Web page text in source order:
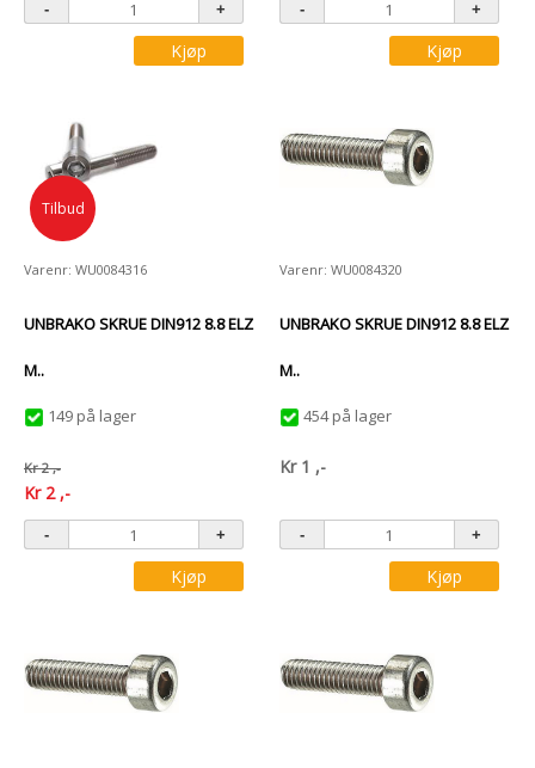
Kjøp Kjøp
Tilbud
Varenr: WU0084316
UNBRAKO SKRUE DIN912 8.8 ELZ
M..
149 på lager
Kr2,-
Kr 2 ,-
Kjøp
Varenr: WU0084320
UNBRAKO SKRUE DIN912 8.8 ELZ
M..
454 på lager
Kr 1 ,-
Kjøp